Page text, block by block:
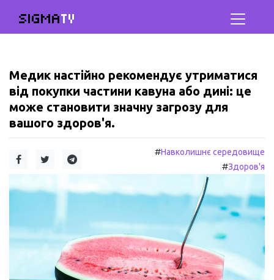
SIGMATV
Медик настійно рекомендує утриматися
від покупки частини кавуна або дині: це
може становити значну загрозу для
вашого здоров'я.
#Навколишнє середовище
#Здоров'я